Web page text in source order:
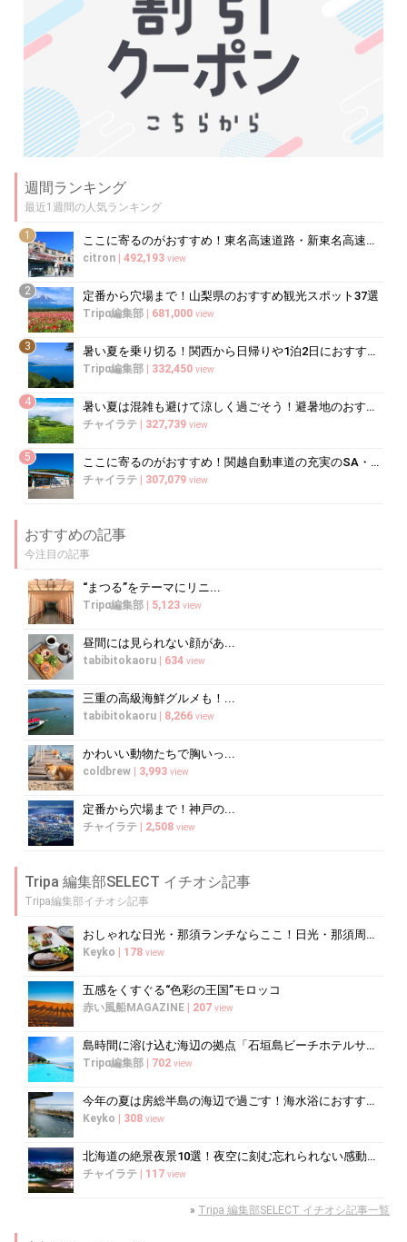
週間ランキング
最近1週間の人気ランキング
1 ここに寄るのがおすすめ！東名高速道路・新東名高速道路の充実のSA・PA10選
citron 492,193 view
2 定番から穴場まで！山梨県のおすすめ観光スポット37選
Tripα編集部 681,000 view
3 暑い夏を乗り切る！関西から日帰りや1泊2日におすすめの避暑地10選
Tripα編集部 332,450 view
4 暑い夏は混雑も避けて涼しく過ごそう！避暑地のおすすめ穴場スポット10選
チャイラテ 327,739 view
5 ここに寄るのがおすすめ！関越自動車道の充実のSA・PA5選
チャイラテ 307,079 view
おすすめの記事
今注目の記事
“まつる”をテーマにリニ...
Tripα編集部 5,123 view
昼間には見られない顔があ...
tabibitokaoru 634 view
三重の高級海鮮グルメも！...
tabibitokaoru 8,266 view
かわいい動物たちで胸いっ...
coldbrew 3,993 view
定番から穴場まで！神戸の...
チャイラテ 2,508 view
Tripa 編集部SELECT イチオシ記事
Tripa編集部イチオシ記事
おしゃれな日光・那須ランチならここ！日光・那須周辺のおすすめレストラン10選
Keyko 178 view
五感をくすぐる“色彩の王国”モロッコ
赤い風船MAGAZINE 207 view
島時間に溶け込む海辺の拠点「石垣島ビーチホテルサンシャイン」で心ほどけるく...
Tripα編集部 702 view
今年の夏は房総半島の海辺で過ごす！海水浴におすすめの宿10選
Keyko 308 view
北海道の絶景夜景10選！夜空に刻む忘れられない感動の光景へ
チャイラテ 117 view
» Tripa 編集部SELECT イチオシ記事一覧